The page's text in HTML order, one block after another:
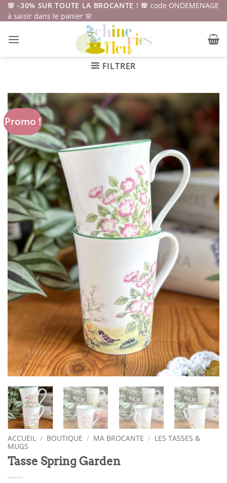
Passer
au
🌸 -30% SUR TOUTE LA BROCANTE ! 🌸 code ONDEMENAGE
à saisir dans le panier 🌸
FILTRER
Promo !
ACCUEIL / BOUTIQUE / MA BROCANTE / LES TASSES &
MUGS
Tasse Spring Garden